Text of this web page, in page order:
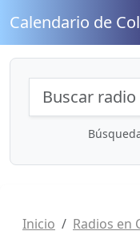
Calendario de
Búsqueda
Inicio Radios en